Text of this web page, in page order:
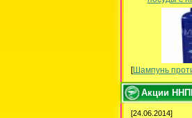
[Шампунь
Акции
[24.06.2014]